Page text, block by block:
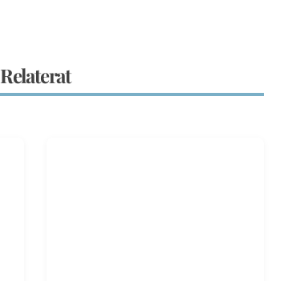
Relaterat